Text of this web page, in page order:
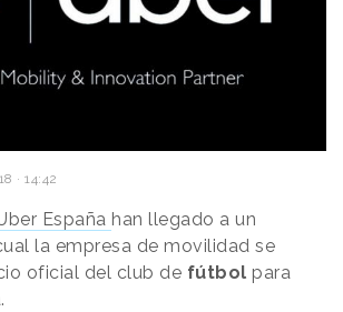
· 14:42
España han llegado a un
la empresa de movilidad se
oficial del club de fútbol para